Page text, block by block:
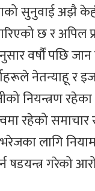
सुनुवाई अझै
छ र अपिल
वर्षौं पछि
नेतन्याहू र
नियन्त्रण
रहेको समाचार
लागि
षडयन्त्र गरेको